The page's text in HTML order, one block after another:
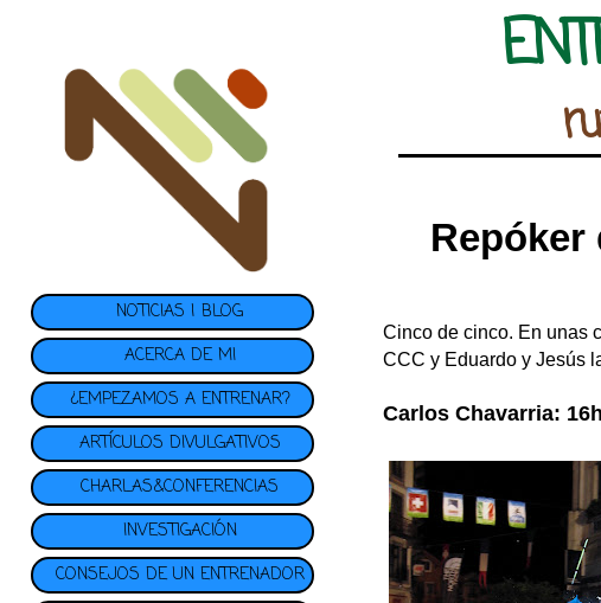
NOTICIAS | BLOG
ACERCA DE MI
¿EMPEZAMOS A ENTRENAR?
ARTÍCULOS DIVULGATIVOS
CHARLAS&CONFERENCIAS
INVESTIGACIÓN
CONSEJOS DE UN ENTRENADOR
Repóker
Cinco de cinco. En unas
CCC y Eduardo y Jesús
Carlos Chavarria: